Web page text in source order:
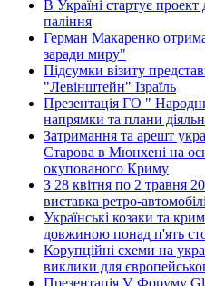
В Україні стартує
паління
Герман Макаренко
заради миру"
Підсумки візиту
"Левінштейн" Ізраїль
Презентація ГО "
напрямки та плани
Затримання та арешт
Старова в Мюнхені на
окупованого Криму
З 28 квітня по 2 травня
виставка ретро-
Українські козаки та
довжиною понад п'ять
Корупційні схеми на
виклики для
Презентація V Форуму